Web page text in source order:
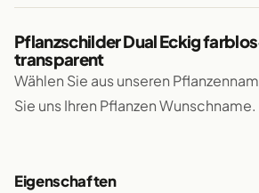
Pflanzschilder Dual Eckig
transparent
Wählen Sie aus unseren
Sie uns Ihren Pflanzen Wunschname.
Eigenschaften